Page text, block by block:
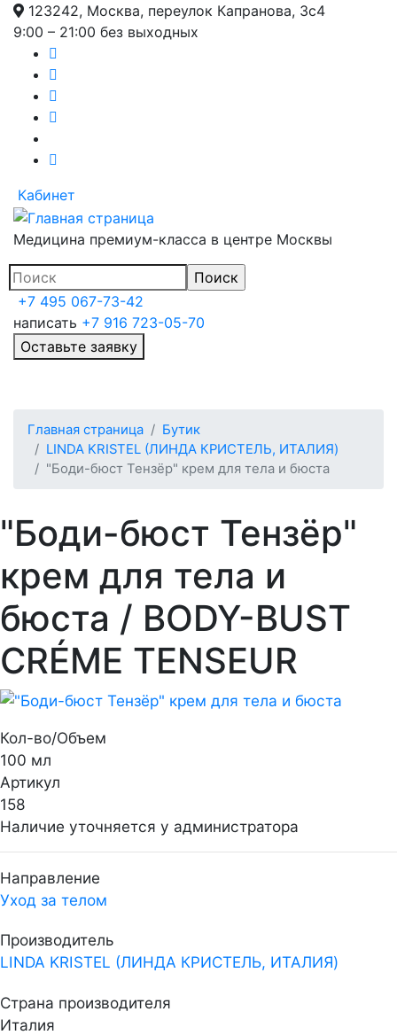
Перейти
123242, Москва, переулок Капранова, 3с4
9:00 – 21:00 без выходных
Кабинет
Медицина премиум-класса в центре Москвы
+7 495 067-73-42
написать +7 916 723-05-70
Оставьте заявку
Главная страница
Бутик
LINDA KRISTEL (ЛИНДА КРИСТЕЛЬ, ИТАЛИЯ)
"Боди-бюст Тензёр" крем для тела и бюста
"Боди-бюст Тензёр"
крем для тела и
бюста / BODY-BUST
CRÉME TENSEUR
Кол-во/Объем
100 мл
Артикул
158
Наличие уточняется у администратора
Направление
Уход за телом
Производитель
LINDA KRISTEL (ЛИНДА КРИСТЕЛЬ, ИТАЛИЯ)
Страна производителя
Италия